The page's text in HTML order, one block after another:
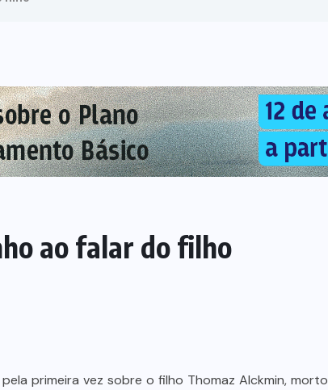
ao falar do filho
primeira vez sobre o filho Thomaz Alckmin, morto